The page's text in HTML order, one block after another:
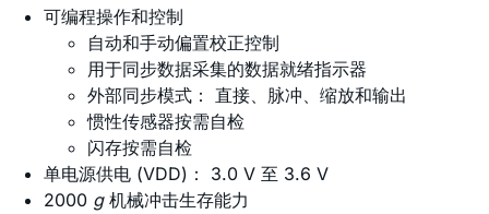
可编程操作和控制
自动和手动偏置校正控制
用于同步数据采集的数据就绪指示器
外部同步模式： 直接、脉冲、缩放和输出
惯性传感器按需自检
闪存按需自检
单电源供电 (VDD)： 3.0 V 至 3.6 V
2000 g机械冲击生存能力